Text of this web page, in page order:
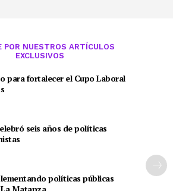
POR NUESTROS ARTÍCULOS
EXCLUSIVOS
para fortalecer el Cupo Laboral
seis años de políticas
políticas públicas
Matanza